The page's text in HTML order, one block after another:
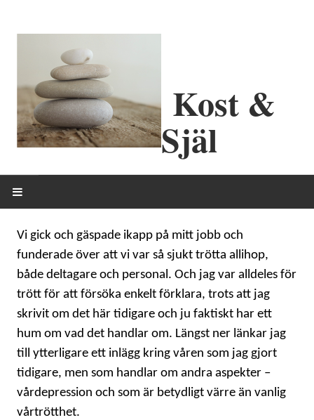
Kost &
Själ
OM MIG
ERBJUDANDEN
KONTAKT
LAVENDELGÖMMAN
INTEGRITETSPOLICY
Vi gick och gäspade ikapp på mitt jobb och
funderade över att vi var så sjukt trötta allihop,
både deltagare och personal. Och jag var alldeles för
trött för att försöka enkelt förklara, trots att jag
skrivit om det här tidigare och ju faktiskt har ett
hum om vad det handlar om. Längst ner länkar jag
till ytterligare ett inlägg kring våren som jag gjort
tidigare, men som handlar om andra aspekter –
vårdepression och som är betydligt värre än vanlig
vårtrötthet.